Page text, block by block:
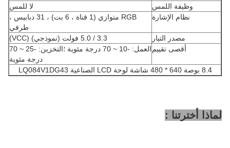
وظيفة اللمس
لا للمس
نظام الإشارة
RGB متوازي (1 قناة ، 6 بت) ، 31 دبابيس ،
طرفي
مصدر التيار
3.3 / 5.0 فولت (نموذجي) (VCC)
أقصى تقييم
العمل: -10 ~ 70 درجة مئوية ؛التخزين: -25 ~ 70
درجة مئوية
8.4 بوصة 640 * 480 شاشة لوحة LCD الصناعية LQ084V1DG43
لماذا أخترتنا :